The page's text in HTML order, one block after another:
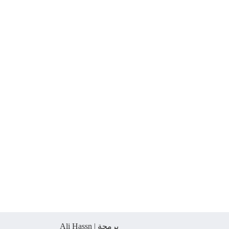
برمجة | Ali Hassn